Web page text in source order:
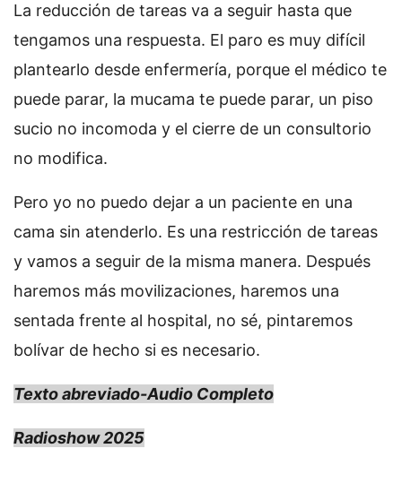
La reducción de tareas va a seguir hasta que
tengamos una respuesta. El paro es muy difícil
plantearlo desde enfermería, porque el médico te
puede parar, la mucama te puede parar, un piso
sucio no incomoda y el cierre de un consultorio
no modifica.
Pero yo no puedo dejar a un paciente en una
cama sin atenderlo. Es una restricción de tareas
y vamos a seguir de la misma manera. Después
haremos más movilizaciones, haremos una
sentada frente al hospital, no sé, pintaremos
bolívar de hecho si es necesario.
Texto abreviado-Audio Completo
Radioshow 2025